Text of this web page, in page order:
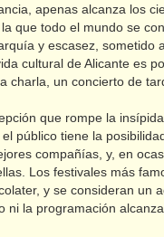
apenas alcanza los
que todo el mundo se
y escasez, sometido
cultural de Alicante es
charla, un concierto de
que rompe la
público tiene la
compañías, y, en
Los festivales más
y se consideran un
ni la programación